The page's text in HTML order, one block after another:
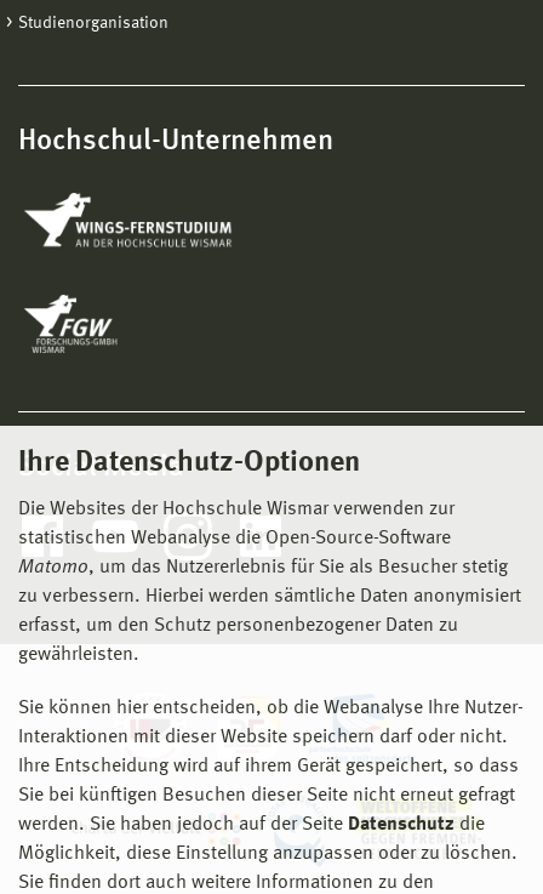
Ihre Datenschutz-Optionen
Die Websites der Hochschule Wismar verwenden zur
statistischen Webanalyse die Open-Source-Software
Matomo, um das Nutzererlebnis für Sie als Besucher stetig
zu verbessern. Hierbei werden sämtliche Daten anonymisiert
erfasst, um den Schutz personenbezogener Daten zu
gewährleisten.
Sie können hier entscheiden, ob die Webanalyse Ihre Nutzer-
Interaktionen mit dieser Website speichern darf oder nicht.
Ihre Entscheidung wird auf ihrem Gerät gespeichert, so dass
Sie bei künftigen Besuchen dieser Seite nicht erneut gefragt
werden. Sie haben jedoch auf der Seite Datenschutz die
Möglichkeit, diese Einstellung anzupassen oder zu löschen.
Sie finden dort auch weitere Informationen zu den
Studienorganisation
Hochschul-Unternehmen
Social Media